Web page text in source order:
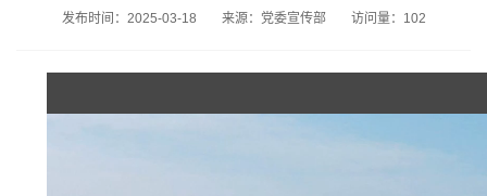
发布时间：2025-03-18 来源：党委宣传部 访问量： 102